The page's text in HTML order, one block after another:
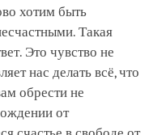
хотим быть
Такая
Это чувство не
нас делать всё, что
обрести не
от